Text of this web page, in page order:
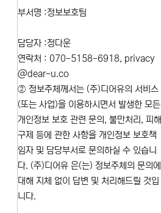
부서명 :정보보호팀
담당자 :정다운
연락처 : 070-5158-6918, privacy
@dear-u.co
② 정보주체께서는 (주)디어유의 서비스
(또는 사업)을 이용하시면서 발생한 모든
개인정보 보호 관련 문의, 불만처리, 피해
구제 등에 관한 사항을 개인정보 보호책
임자 및 담당부서로 문의하실 수 있습니
다. (주)디어유 은(는) 정보주체의 문의에
대해 지체 없이 답변 및 처리해드릴 것입
니다.